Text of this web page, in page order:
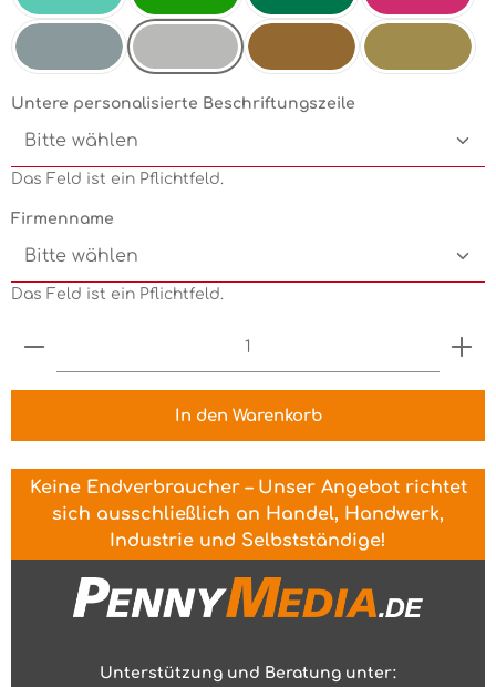
Mint Electricgreen Grün Pink
Untere personalisierte Beschriftungszeile
Das Feld ist ein Pflichtfeld.
Firmenname
Das Feld ist ein Pflichtfeld.
Produkt Anzahl: Gib den gewünschten Wert
In den Warenkorb
Keine Endverbraucher – Unser Angebot richtet
sich ausschließlich an Handel, Handwerk,
Industrie und Selbstständige!
Unterstützung und Beratung unter: